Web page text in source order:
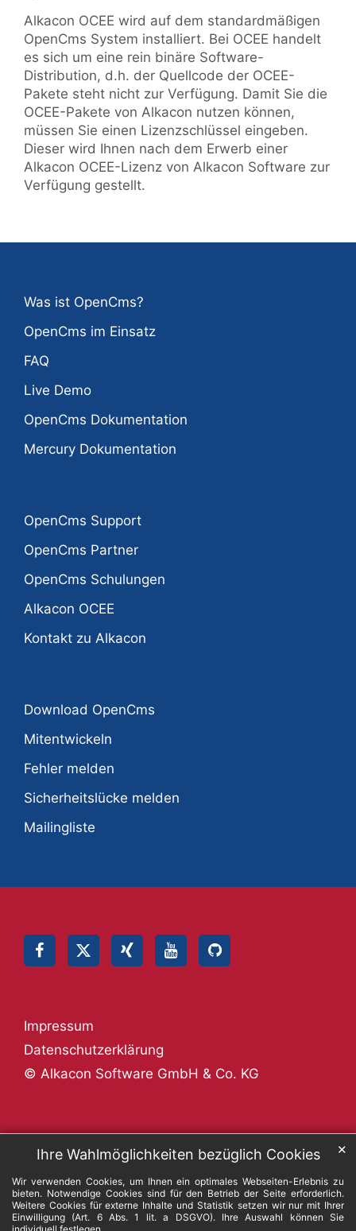
Ihre Wahlmöglichkeiten bezüglich Cookies
Wir verwenden Cookies, um Ihnen ein optimales Webseiten-Erlebnis zu
bieten. Notwendige Cookies sind für den Betrieb der Seite erforderlich.
Weitere Cookies für externe Inhalte und Statistik setzen wir nur mit Ihrer
Einwilligung (Art. 6 Abs. 1 lit. a DSGVO). Ihre Auswahl können Sie
individuell festlegen.
✕
Alkacon OCEE wird auf dem standardmäßigen
OpenCms System installiert. Bei OCEE handelt
es sich um eine rein binäre Software-
Distribution, d.h. der Quellcode der OCEE-
Pakete steht nicht zur Verfügung. Damit Sie die
OCEE-Pakete von Alkacon nutzen können,
müssen Sie einen Lizenzschlüssel eingeben.
Dieser wird Ihnen nach dem Erwerb einer
Alkacon OCEE-Lizenz von Alkacon Software zur
Verfügung gestellt.
Was ist OpenCms?
OpenCms im Einsatz
FAQ
Live Demo
OpenCms Dokumentation
Mercury Dokumentation
OpenCms Support
OpenCms Partner
OpenCms Schulungen
Alkacon OCEE
Kontakt zu Alkacon
Download OpenCms
Mitentwickeln
Fehler melden
Sicherheitslücke melden
Mailingliste
© Alkacon Software GmbH & Co. KG
Datenschutzerklärung
Impressum